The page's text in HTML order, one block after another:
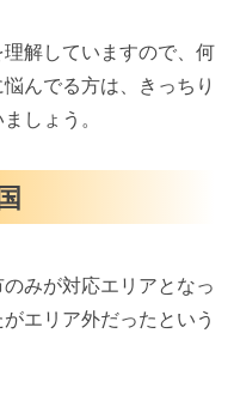
解していますので、何
んでる方は、きっちり
しょう。
みが対応エリアとなっ
エリア外だったという